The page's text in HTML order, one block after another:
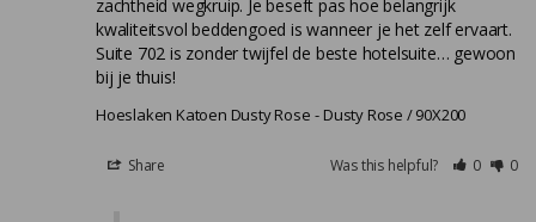
zachtheid wegkruip. Je beseft pas hoe belangrijk
kwaliteitsvol beddengoed is wanneer je het zelf ervaart.
Suite 702 is zonder twijfel de beste hotelsuite… gewoon
bij je thuis!
Hoeslaken Katoen Dusty Rose Dusty Rose / 90X200
Share Was this helpful? 0 0